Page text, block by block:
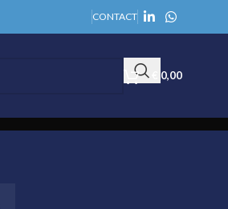
CONTACT
0,00